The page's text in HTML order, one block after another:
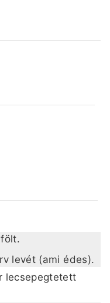
levét (ami édes).
lecsepegtetett